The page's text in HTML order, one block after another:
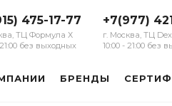
475-17-77
ТЦ Формула Х
21:00 без выходных
+7(977)
г. Москва, ТЦ
10:00 - 21:00 без
БРЕНДЫ